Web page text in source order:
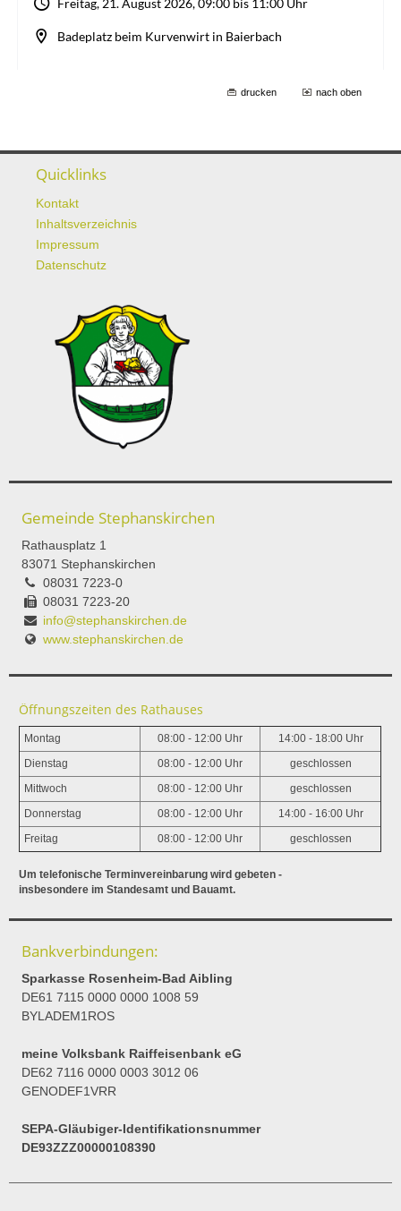
drucken nach oben
Quicklinks
Kontakt
Inhaltsverzeichnis
Impressum
Datenschutz
Gemeinde Stephanskirchen
Rathausplatz 1
83071 Stephanskirchen
08031 7223-0
08031 7223-20
info@stephanskirchen.de
www.stephanskirchen.de
Öffnungszeiten des Rathauses
Montag 08:00 - 12:00 Uhr 14:00 - 18:00 Uhr
Dienstag 08:00 - 12:00 Uhr geschlossen
Mittwoch 08:00 - 12:00 Uhr geschlossen
Donnerstag 08:00 - 12:00 Uhr 14:00 - 16:00 Uhr
Freitag 08:00 - 12:00 Uhr geschlossen
Um telefonische Terminvereinbarung wird gebeten -
insbesondere im Standesamt und Bauamt.
Bankverbindungen:
Sparkasse Rosenheim-Bad Aibling
DE61 7115 0000 0000 1008 59
BYLADEM1ROS
meine Volksbank Raiffeisenbank eG
DE62 7116 0000 0003 3012 06
GENODEF1VRR
SEPA-Gläubiger-Identifikationsnummer
DE93ZZZ00000108390